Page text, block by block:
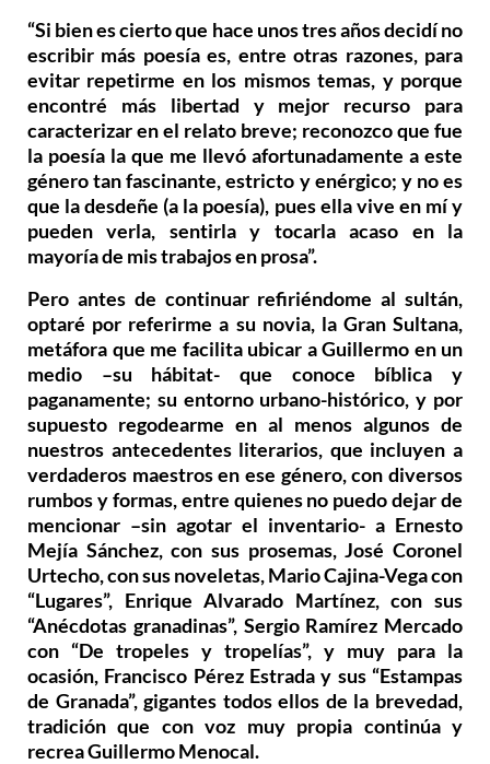
“Si bien es cierto que hace unos tres años decidí no
escribir más poesía es, entre otras razones, para
evitar repetirme en los mismos temas, y porque
encontré más libertad y mejor recurso para
caracterizar en el relato breve; reconozco que fue
la poesía la que me llevó afortunadamente a este
género tan fascinante, estricto y enérgico; y no es
que la desdeñe (a la poesía), pues ella vive en mí y
pueden verla, sentirla y tocarla acaso en la
mayoría de mis trabajos en prosa”.
Pero antes de continuar refiriéndome al sultán,
optaré por referirme a su novia, la Gran Sultana,
metáfora que me facilita ubicar a Guillermo en un
medio –su hábitat- que conoce bíblica y
paganamente; su entorno urbano-histórico, y por
supuesto regodearme en al menos algunos de
nuestros antecedentes literarios, que incluyen a
verdaderos maestros en ese género, con diversos
rumbos y formas, entre quienes no puedo dejar de
mencionar –sin agotar el inventario- a Ernesto
Mejía Sánchez, con sus prosemas, José Coronel
Urtecho, con sus noveletas, Mario Cajina-Vega con
“Lugares”, Enrique Alvarado Martínez, con sus
“Anécdotas granadinas”, Sergio Ramírez Mercado
con “De tropeles y tropelías”, y muy para la
ocasión, Francisco Pérez Estrada y sus “Estampas
de Granada”, gigantes todos ellos de la brevedad,
tradición que con voz muy propia continúa y
recrea Guillermo Menocal.